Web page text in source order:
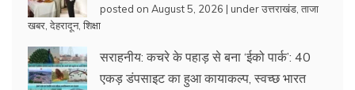
posted on August 5, 2026 | underउत्तराखंड ताजा
खबर देहरादून, शिक्षा
सराहनीय: कचरे के पहाड़ से बना ‘ईको पार्क’: 40
एकड़ डंपसाइट का हुआ कायाकल्प, स्वच्छ भारत